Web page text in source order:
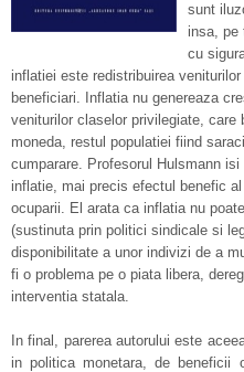
sunt
insa, pe
cu
inflatiei este redistribuirea
beneficiari. Inflatia nu genereaza
veniturilor claselor privilegiate, care
moneda, restul populatiei fiind
cumparare. Profesorul Hulsmann
inflatie, mai precis efectul benefic
ocuparii. El arata ca inflatia nu
(sustinuta prin politici sindicale si
disponibilitate a unor indivizi de a
fi o problema pe o piata libera,
interventia statala.
In final, parerea autorului este
in politica monetara, de beneficii